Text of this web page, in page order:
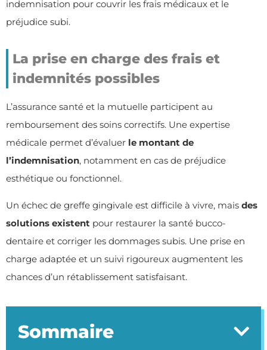
indemnisation pour couvrir les frais médicaux et le
préjudice subi.
La prise en charge des frais et
indemnités possibles
L’assurance santé et la mutuelle participent au
remboursement des soins correctifs. Une expertise
médicale permet d’évaluer le montant de
l’indemnisation, notamment en cas de préjudice
esthétique ou fonctionnel.
Un échec de greffe gingivale est difficile à vivre, mais des
solutions existent pour restaurer la santé bucco-
dentaire et corriger les dommages subis. Une prise en
charge adaptée et un suivi rigoureux augmentent les
chances d’un rétablissement satisfaisant.
Sommaire